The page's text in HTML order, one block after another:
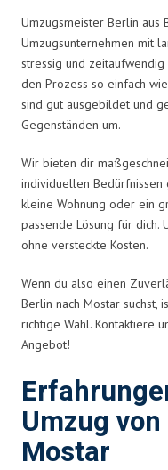
Umzugsmeister Berlin
Umzugsunternehmen mit
stressig und
den Prozess so einfach
sind gut ausgebildet und
Gegenständen um.
Wir bieten dir
individuellen Bedürfnissen
kleine Wohnung oder ein
passende Lösung für dich.
ohne versteckte Kosten.
Wenn du also einen
Berlin nach Mostar suchst,
richtige Wahl. Kontaktiere
Angebot!
Umzug
Mostar